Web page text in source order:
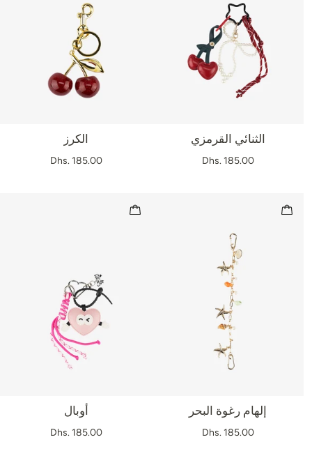
الكرز
Dhs. 185.00
الثنائي القرمزي
Dhs. 185.00
أوبال
Dhs. 185.00
إلهام رغوة البحر
Dhs. 185.00